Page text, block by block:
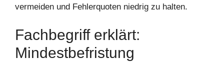
vermeiden und Fehlerquoten niedrig zu halten.
Fachbegriff erklärt:
Mindestbefristung